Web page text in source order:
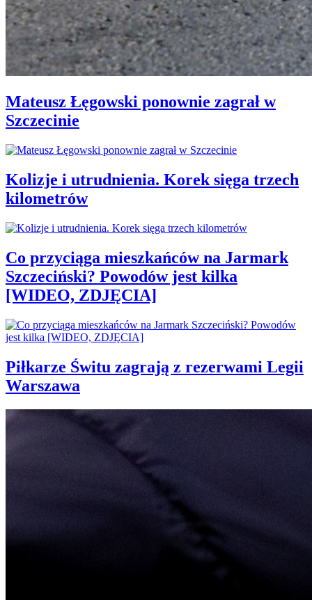
Mateusz Łęgowski ponownie zagrał w
Szczecinie
Kolizje i utrudnienia. Korek sięga trzech
kilometrów
Co przyciąga mieszkańców na Jarmark
Szczeciński? Powodów jest kilka
[WIDEO, ZDJĘCIA]
Piłkarze Świtu zagrają z rezerwami Legii
Warszawa